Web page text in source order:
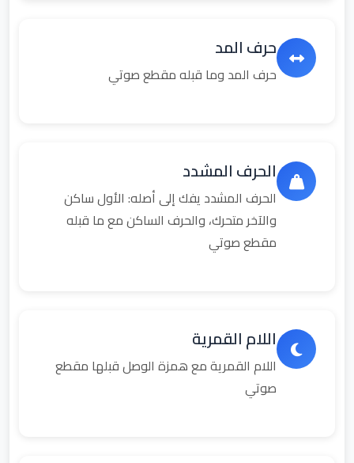
حرف المد
حرف المد وما قبله مقطع صوتي
الحرف المشدد
الحرف المشدد يفك إلى أصله: الأول ساكن
والآخر متحرك، والحرف الساكن مع ما قبله
مقطع صوتي
اللام القمرية
اللام القمرية مع همزة الوصل قبلها مقطع
صوتي